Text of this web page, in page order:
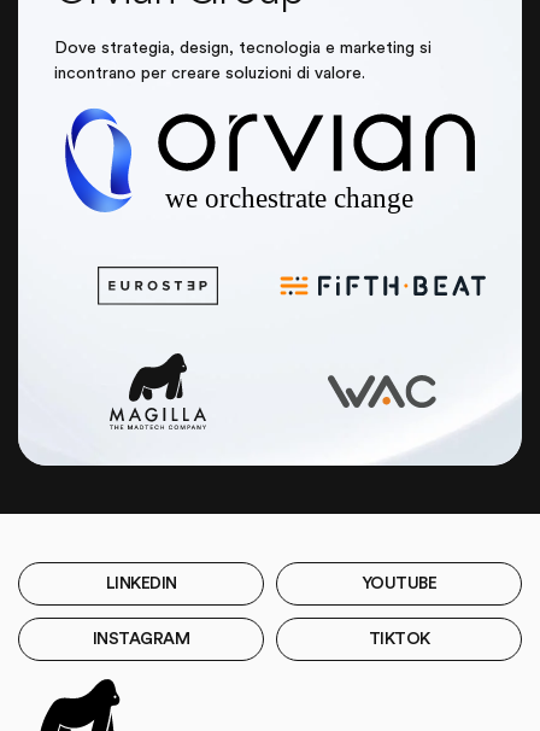
Dove strategia, design, tecnologia e marketing si
incontrano per creare soluzioni di valore.
LINKEDIN YOUTUBE
INSTAGRAM TIKTOK